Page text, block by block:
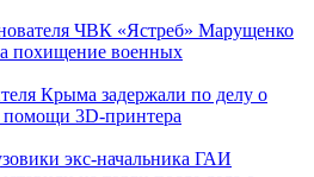
ЧВК «Ястреб» Марущенко
похищение военных
Крыма задержали по делу о
помощи 3D‑принтера
экс-начальника ГАИ